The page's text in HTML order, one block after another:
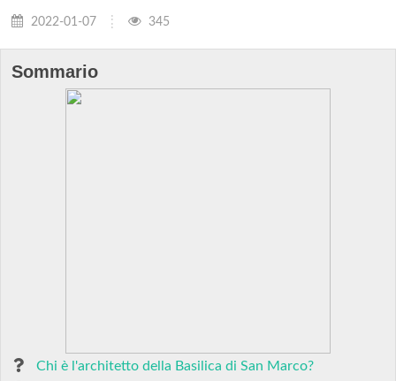
2022-01-07 345
Sommario
Chi è l'architetto della Basilica di San Marco?